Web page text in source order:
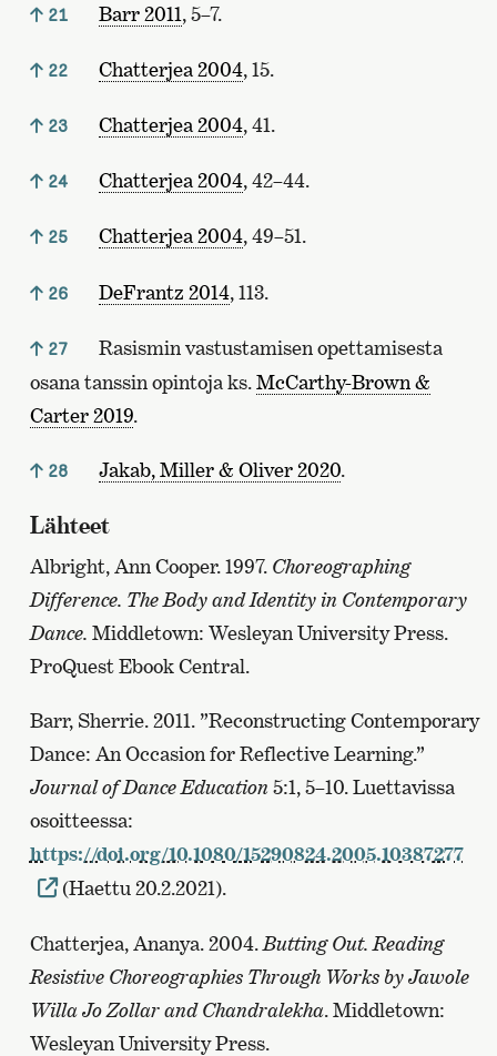
21 Barr 2011, 5–7.
22 Chatterjea 2004, 15.
23 Chatterjea 2004, 41.
24 Chatterjea 2004, 42–44.
25 Chatterjea 2004, 49–51.
26 DeFrantz 2014, 113.
27
Rasismin vastustamisen opettamisesta
osana tanssin opintoja ks.McCarthy-Brown &
Carter 2019.
28 Jakab, Miller & Oliver 2020.
Lähteet
Albright, Ann Cooper. 1997. Choreographing
Difference. The Body and Identity in Contemporary
Dance. Middletown: Wesleyan University Press.
ProQuest Ebook Central.
Barr, Sherrie. 2011. ”Reconstructing Contemporary
Dance: An Occasion for Reflective Learning.”
Journal of Dance Education5:1, 5–10. Luettavissa
osoitteessa:
https://doi.org/10.1080/15290824.2005.10387277
(Haettu 20.2.2021).
Chatterjea, Ananya. 2004. Butting Out. Reading
Resistive Choreographies Through Works by Jawole
Willa Jo Zollar and Chandralekha. Middletown:
Wesleyan University Press.